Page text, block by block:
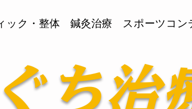
ック・整体 鍼灸治療 スポーツコ
ち治